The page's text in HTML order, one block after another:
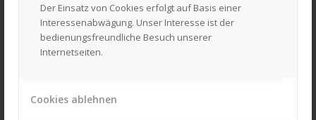
Der Einsatz von Cookies erfolgt auf Basis einer
Interessenabwägung. Unser Interesse ist der
bedienungsfreundliche Besuch unserer
Internetseiten.
Cookies ablehnen
Quarnstedter Straße 14
25548 Kellinghusen
Telefon: 04822 – 6222 oder – 6244
Obi-Hotline: 04822 – 950505